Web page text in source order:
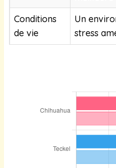
Conditions
de vie
Un
stress